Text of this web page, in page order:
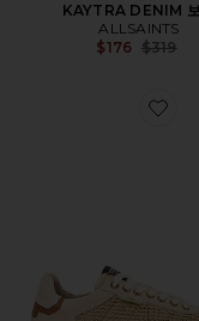
KAYTRA DENIM
ALLSAINTS
$176 $319